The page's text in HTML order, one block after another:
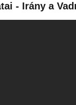
- Irány a